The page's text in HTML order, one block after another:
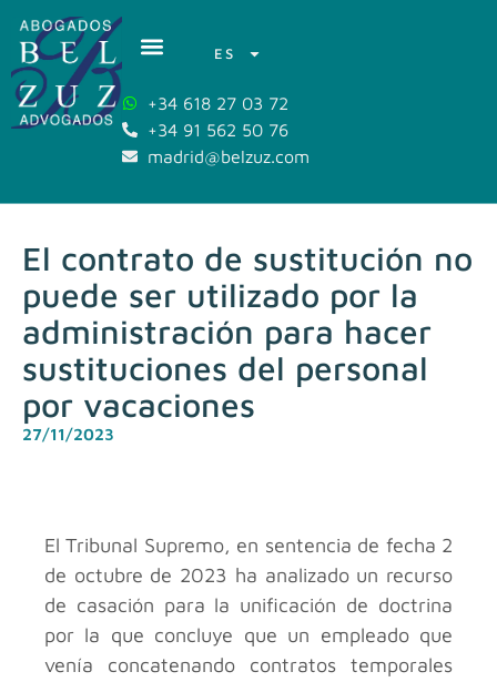
ES
+34 618 27 03 72
+34 91 562 50 76
madrid@belzuz.com
El contrato de sustitución no
puede ser utilizado por la
administración para hacer
sustituciones del personal
por vacaciones
27/11/2023
El Tribunal Supremo, en sentencia de fecha 2
de octubre de 2023 ha analizado un recurso
de casación para la unificación de doctrina
por la que concluye que un empleado que
venía concatenando contratos temporales